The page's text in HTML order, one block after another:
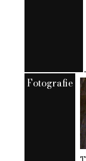
Fotografie